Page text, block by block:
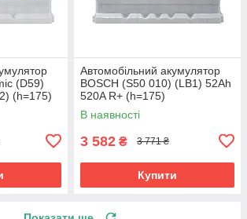
(D59)
(h=175)
Автомобільний акумулятор
BOSCH (S50 010) (LB1) 52Ah
520A R+ (h=175)
В наявності
3 582 ₴ 3 771 ₴
Купити